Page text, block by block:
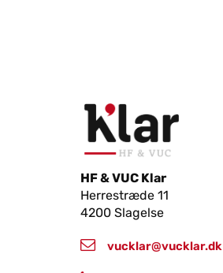
HF & VUC Klar
Herrestræde 11
4200 Slagelse
vucklar@vucklar.dk